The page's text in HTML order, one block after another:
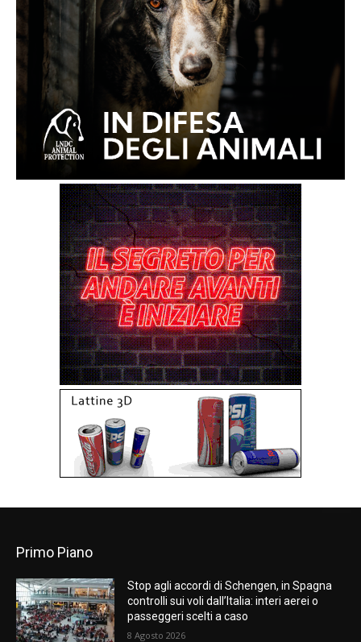
Primo Piano
Stop agli accordi di Schengen, in Spagna
controlli sui voli dall’Italia: interi aerei o
passeggeri scelti a caso
8 Agosto 2026